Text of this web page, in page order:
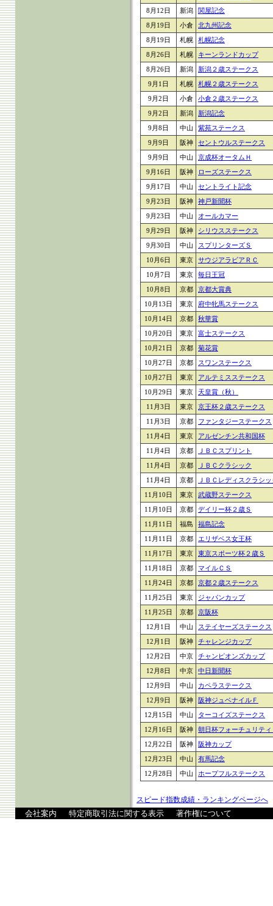
8月12日
新潟
関屋記念
8月19日
小倉
北九州記念
8月19日
札幌
札幌記念
8月26日
札幌
キーンランドカップ
8月26日
新潟
新潟２歳ステークス
9月1日
札幌
札幌２歳ステークス
9月2日
小倉
小倉２歳ステークス
9月2日
新潟
新潟記念
9月8日
中山
紫苑ステークス
9月9日
阪神
セントウルステークス
9月9日
中山
京成杯オータムＨ
9月16日
阪神
ローズステークス
9月17日
中山
セントライト記念
9月23日
阪神
神戸新聞杯
9月23日
中山
オールカマー
9月29日
阪神
シリウスステークス
9月30日
中山
スプリンターズＳ
10月6日
東京
サウジアラビアＲＣ
10月7日
東京
毎日王冠
10月8日
京都
京都大賞典
10月13日
東京
府中牝馬ステークス
10月14日
京都
秋華賞
10月20日
東京
富士ステークス
10月21日
京都
菊花賞
10月27日
京都
スワンステークス
10月27日
東京
アルテミスステークス
10月29日
東京
天皇賞（秋）
11月3日
東京
京王杯２歳ステークス
11月3日
京都
ファンタジーステークス
11月4日
東京
アルゼンチン共和国杯
11月4日
京都
ＪＢＣスプリント
11月4日
京都
ＪＢＣクラシック
11月4日
京都
ＪＢＣレディスクラシ
11月10日
東京
武蔵野ステークス
11月10日
京都
デイリー杯２歳Ｓ
11月11日
福島
福島記念
11月11日
京都
エリザベス女王杯
11月17日
東京
東京スポーツ杯２歳Ｓ
11月18日
京都
マイルＣＳ
11月24日
京都
京都２歳ステークス
11月25日
東京
ジャパンカップ
11月25日
京都
京阪杯
12月1日
中山
ステイヤーズステークス
12月1日
阪神
チャレンジカップ
12月2日
中京
チャンピオンズカップ
12月8日
中京
中日新聞杯
12月9日
中山
カペラステークス
12月9日
阪神
阪神ジュベナイルＦ
12月15日
中山
ターコイズステークス
12月16日
阪神
朝日杯フォーチュリティ
12月22日
阪神
阪神カップ
12月23日
中山
有馬記念
12月28日
中山 ホープフルステークス
スピード指数成績・ランキングページへ
会社案内 特定商取引法に関する表示 著作権について